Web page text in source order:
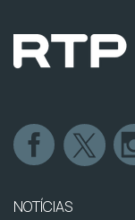
NOTÍCIAS